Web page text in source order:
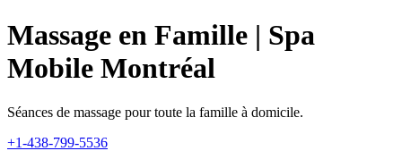
Massage en Famille | Spa
Mobile Montréal
Séances de massage pour toute la famille à domicile.
+1-438-799-5536